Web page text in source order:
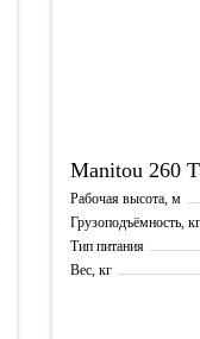
Manitou 260
Рабочая высота, м
Грузоподъёмность, кг
Тип питания
Вес, кг